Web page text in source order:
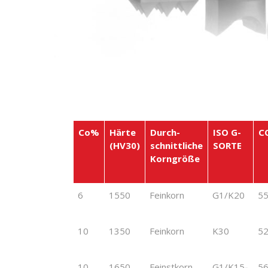
Co%
Härte
(HV30)
Durch-
schnittliche
Korngröße
ISO G-
SORTE
Co%
Härte
Durch-
ISO G-
6 1550 Feinkorn G1/K20
10
1350 Feinkorn K30